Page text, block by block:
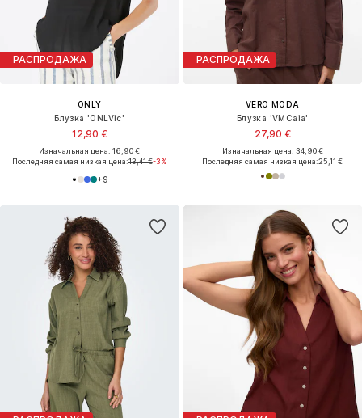
РАСПРОДАЖА
ONLY
Блузка 'ONLVic'
12,90 €
Изначальная цена: 16,90 €
Последняя самая низкая цена:13,41 €-3%
+9
РАСПРОДАЖА
VERO MODA
Блузка 'VMCaia'
27,90 €
Изначальная цена: 34,90 €
Последняя самая низкая цена:25,11 €